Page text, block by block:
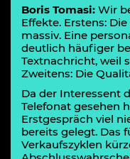
Boris Tomasi: Wir
Effekte. Erstens:
massiv. Eine
deutlich häufiger
Textnachricht, weil
Zweitens: Die
Da der Interessent
Telefonat gesehen
Erstgespräch viel
bereits gelegt. Das
Verkaufszyklen